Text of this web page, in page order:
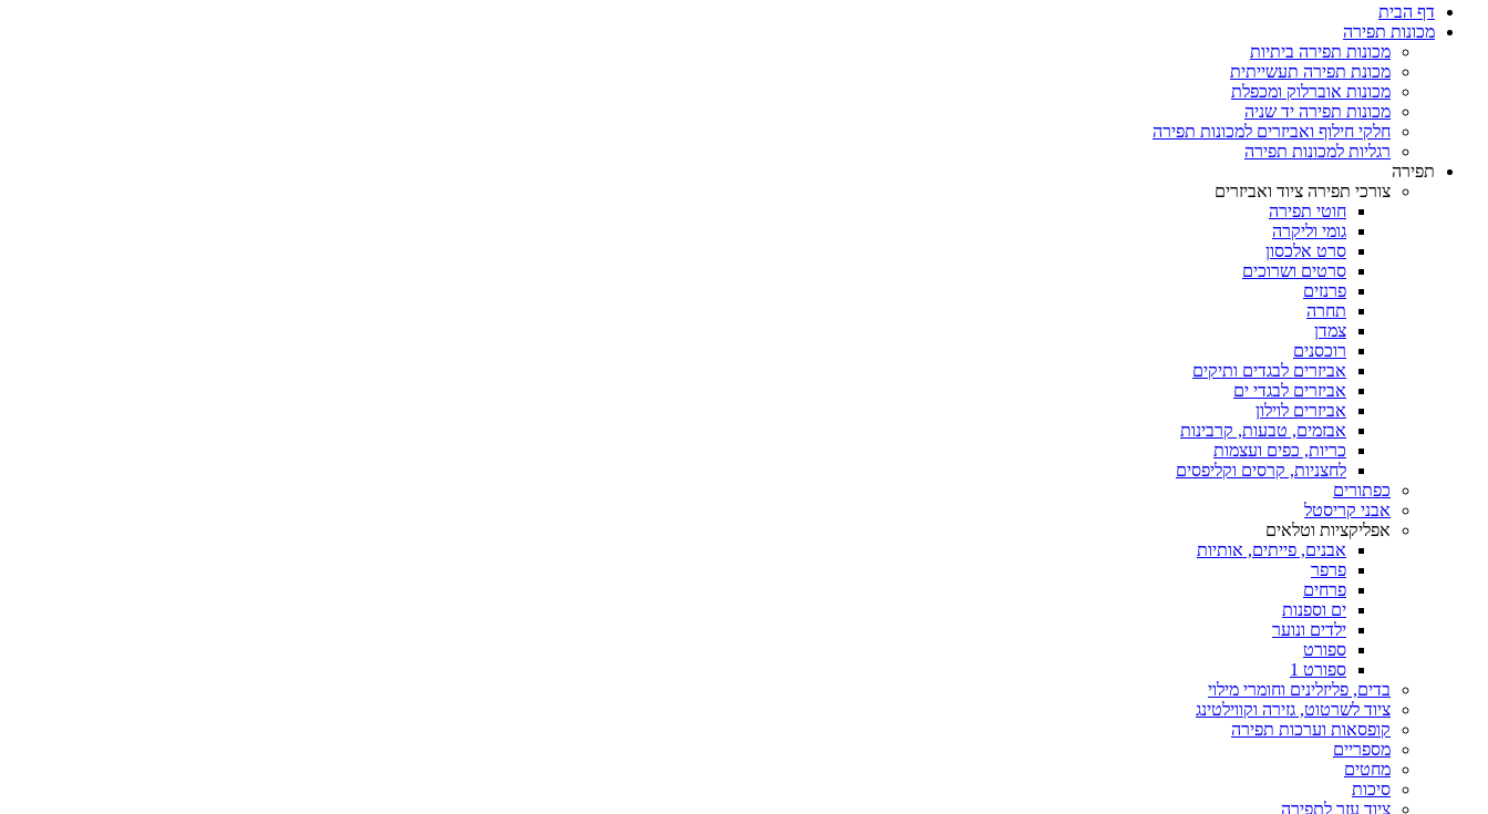
דף הבית
מכונות תפירה
מכונות תפירה ביתיות
מכונת תפירה תעשייתית
מכונות אוברלוק ומכפלת
מכונות תפירה יד שניה
חלקי חילוף ואביזרים למכונות תפירה
רגליות למכונות תפירה
תפירה
צורכי תפירה ציוד ואביזרים
חוטי תפירה
גומי וליקרה
סרט אלכסון
סרטים ושרוכים
פרנזים
תחרה
צמדן
רוכסנים
אביזרים לבגדים ותיקים
אביזרים לבגדי ים
אביזרים לוילון
אבזמים, טבעות, קרבינות
כריות, כפים ועצמות
לחצניות, קרסים וקליפסים
כפתורים
אבני קריסטל
אפליקציות וטלאים
אבנים, פייתים, אותיות
פרפר
פרחים
ים וספנות
ילדים ונוער
ספורט
ספורט 1
בדים, פליזלינים וחומרי מילוי
ציוד לשרטוט, גזירה וקווילטינג
קופסאות וערכות תפירה
מספריים
מחטים
סיכות
ציוד עזר לתפירה